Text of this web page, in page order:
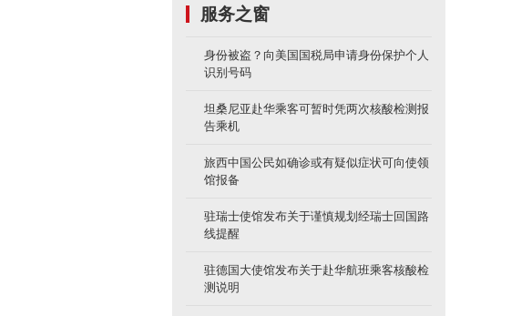
服务之窗
身份被盗？向美国国税局申请身份保护个人
识别号码
坦桑尼亚赴华乘客可暂时凭两次核酸检测报
告乘机
旅西中国公民如确诊或有疑似症状可向使领
馆报备
驻瑞士使馆发布关于谨慎规划经瑞士回国路
线提醒
驻德国大使馆发布关于赴华航班乘客核酸检
测说明